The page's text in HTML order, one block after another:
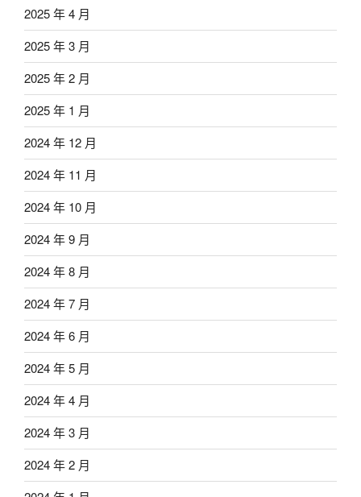
2025 年 4 月
2025 年 3 月
2025 年 2 月
2025 年 1 月
2024 年 12 月
2024 年 11 月
2024 年 10 月
2024 年 9 月
2024 年 8 月
2024 年 7 月
2024 年 6 月
2024 年 5 月
2024 年 4 月
2024 年 3 月
2024 年 2 月